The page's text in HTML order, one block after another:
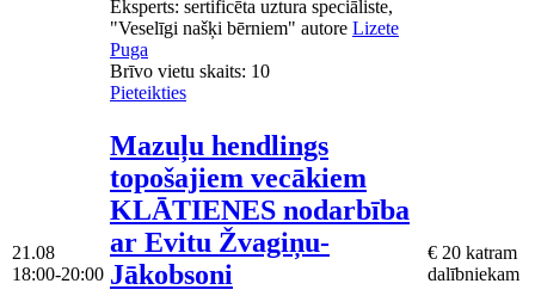
Eksperts: sertificēta uztura speciāliste,
"Veselīgi našķi bērniem" autore Lizete
Puga
Brīvo vietu skaits: 10
Pieteikties
21.08
18:00-20:00
Mazuļu hendlings
topošajiem vecākiem
KLĀTIENES nodarbība
ar Evitu Žvagiņu-
Jākobsoni
€ 20 katram
dalībniekam